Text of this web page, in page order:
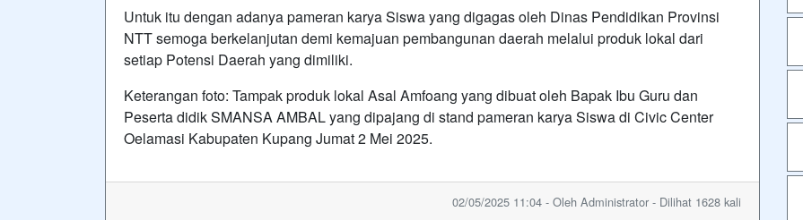
Untuk itu dengan adanya pameran karya Siswa yang digagas oleh Dinas Pendidikan Provinsi
NTT semoga berkelanjutan demi kemajuan pembangunan daerah melalui produk lokal dari
setiap Potensi Daerah yang dimiliki.
Keterangan foto: Tampak produk lokal Asal Amfoang yang dibuat oleh Bapak Ibu Guru dan
Peserta didik SMANSA AMBAL yang dipajang di stand pameran karya Siswa di Civic Center
Oelamasi Kabupaten Kupang Jumat 2 Mei 2025.
02/05/2025 11:04 - Oleh Administrator - Dilihat 1628 kali